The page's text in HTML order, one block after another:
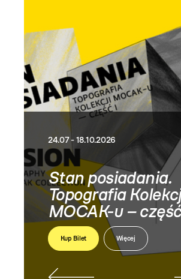
24.07 - 18.10.2026
Stan posiadania.
Topografia
MOCAK-u –
Kup Bilet Więcej